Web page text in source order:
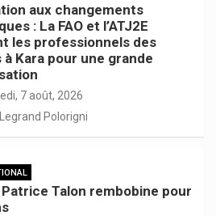
aux changements
: La FAO et l’ATJ2E
les professionnels des
à Kara pour une grande
7 août, 2026
Polorigni
Patrice Talon rembobine pour